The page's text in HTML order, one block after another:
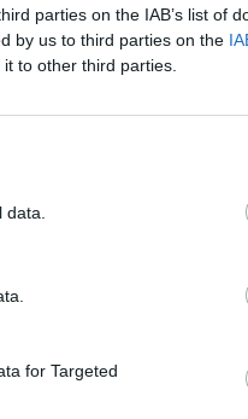
parties on the IAB’s list of
by us to third parties on the
to other third parties.
for Targeted
- paleisdavo", -
R. Lučka.
į Klaipėdą atvažiavo su
rūkytos menkės, kuri